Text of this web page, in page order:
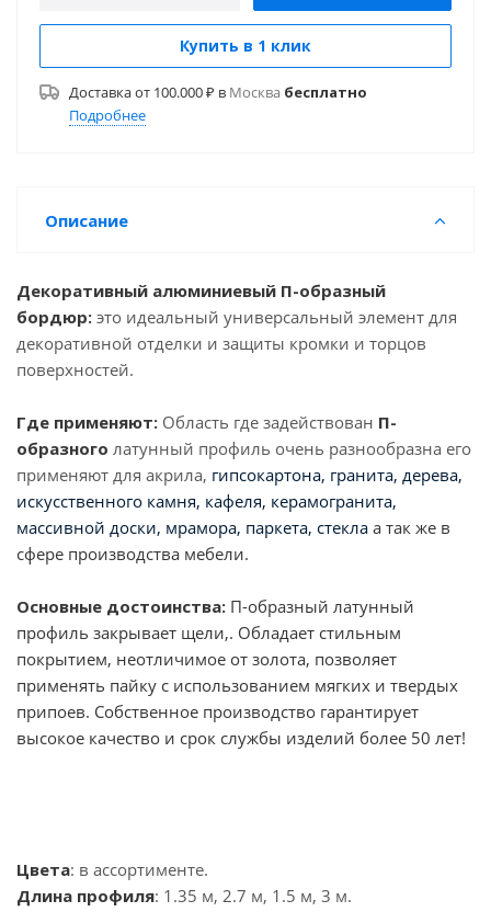
Купить в 1 клик
Доставка от 100.000 ₽ в Москва бесплатно
Подробнее
Описание
Декоративный алюминиевый П-образный
бордюр: это идеальный универсальный элемент для
декоративной отделки и защиты кромки и торцов
поверхностей.
Где применяют: Область где задействован П-
образного латунный профиль очень разнообразна его
применяют для акрила, гипсокартона, гранита, дерева,
искусственного камня, кафеля, керамогранита,
массивной доски, мрамора, паркета, стекла а так же в
сфере производства мебели.
Основные достоинства: П-образный латунный
профиль закрывает щели,. Обладает стильным
покрытием, неотличимое от золота, позволяет
применять пайку с использованием мягких и твердых
припоев. Собственное производство гарантирует
высокое качество и срок службы изделий более 50 лет!
Цвета: в ассортименте.
Длина профиля: 1.35 м, 2.7 м, 1.5 м, 3 м.